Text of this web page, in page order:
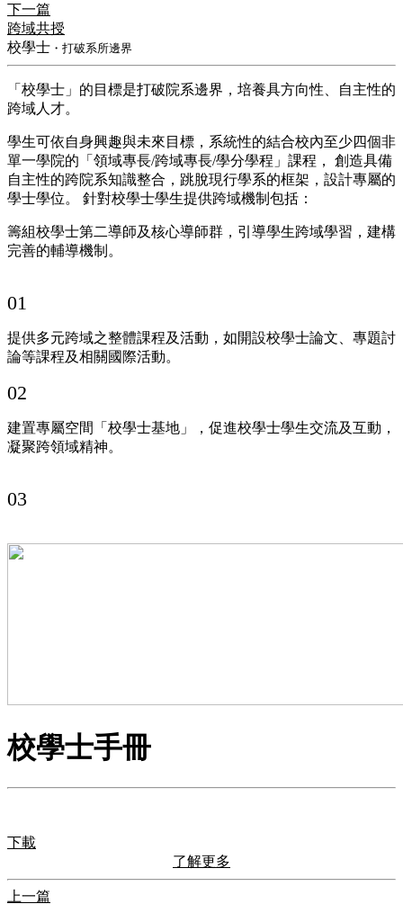
下一篇
跨域共授
校學士 ・打破系所邊界
「校學士」的目標是打破院系邊界，培養具方向性、自主性的
跨域人才。
學生可依自身興趣與未來目標，系統性的結合校內至少四個非
單一學院的「領域專長/跨域專長/學分學程」課程， 創造具備
自主性的跨院系知識整合，跳脫現行學系的框架，設計專屬的
學士學位。 針對校學士學生提供跨域機制包括：
籌組校學士第二導師及核心導師群，引導學生跨域學習，建構
完善的輔導機制。
01
提供多元跨域之整體課程及活動，如開設校學士論文、專題討
論等課程及相關國際活動。
02
建置專屬空間「校學士基地」，促進校學士學生交流及互動，
凝聚跨領域精神。
03
校學士手冊
下載
了解更多
上一篇